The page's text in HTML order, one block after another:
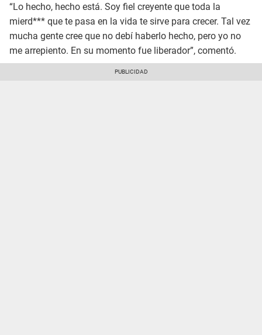
“Lo hecho, hecho está. Soy fiel creyente que toda la
mierd*** que te pasa en la vida te sirve para crecer. Tal vez
mucha gente cree que no debí haberlo hecho, pero yo no
me arrepiento. En su momento fue liberador”, comentó.